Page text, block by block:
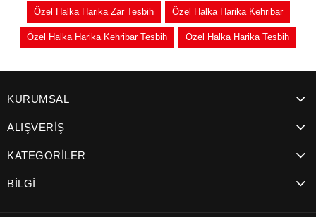
Özel Halka Harika Zar Tesbih Özel Halka Harika Kehribar
Özel Halka Harika Kehribar Tesbih Özel Halka Harika Tesbih
KURUMSAL
ALIŞVERİŞ
KATEGORİLER
BİLGİ